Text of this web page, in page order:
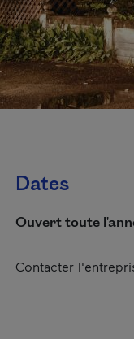
Dates
Ouvert toute
Contacter